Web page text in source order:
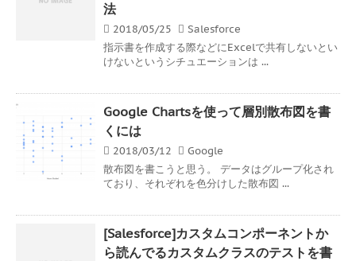
法
2018/05/25
Salesforce
指示書を作成する際などにExcelで共有しないとい
けないというシチュエーションは ...
Google Chartsを使って層別散布図を書
くには
2018/03/12
Google
散布図を書こうと思う。 データはグループ化され
ており、それぞれを色分けした散布図 ...
[Salesforce]カスタムコンポーネントか
ら読んでるカスタムクラスのテストを書